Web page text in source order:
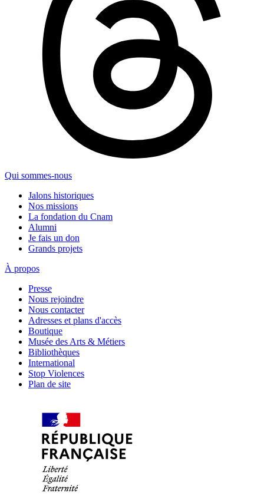
Qui sommes-nous
Jalons historiques
Nos missions
La fondation du Cnam
Alumni
Je fais un don
Grands projets
À propos
Presse
Nous rejoindre
Nous contacter
Adresses et plans d'accès
Boutique
Musée des Arts & Métiers
Bibliothèques
International
Stop Violences
Plan de site